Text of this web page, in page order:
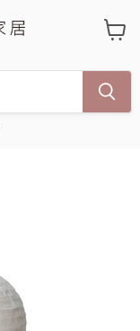
購
物
車